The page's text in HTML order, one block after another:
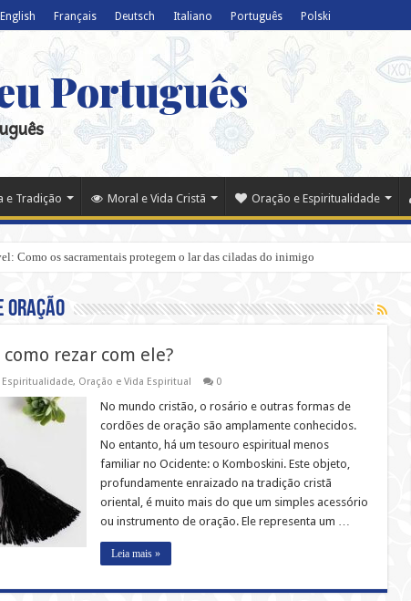
English Français Deutsch Italiano Português Polski
Português
e Tradição Moral e Vida Cristã Oração e Espiritualidade
Como os sacramentais protegem o lar das ciladas do inimigo
oração
rezar com ele?
Espiritualidade, Oração e Vida Espiritual 0
No mundo cristão, o rosário e outras formas de
cordões de oração são amplamente conhecidos.
No entanto, há um tesouro espiritual menos
familiar no Ocidente: o Komboskini. Este objeto,
profundamente enraizado na tradição cristã
oriental, é muito mais do que um simples acessório
ou instrumento de oração. Ele representa um …
Leia mais »